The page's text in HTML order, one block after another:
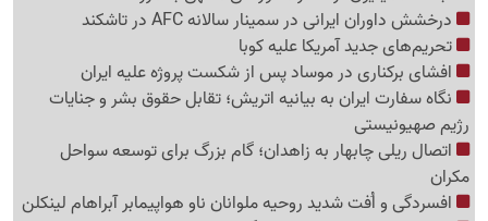
درخشش داوران ایرانی در سمینار سالانه AFC در تاشکند
تحریم‌های جدید آمریکا علیه کوبا
افشای برکناری در موساد پس از شکست پروژه علیه ایران
نگاه سفارت ایران به بیانیه اتریش؛ تقابل حقوق بشر و جنایات
رژیم صهیونیستی
اتصال ریلی چابهار به زاهدان؛ گام بزرگ برای توسعه سواحل
مکران
افسردگی و اُفت شدید روحیه ملوانان ناو هواپیمابر آبراهام لینکلن